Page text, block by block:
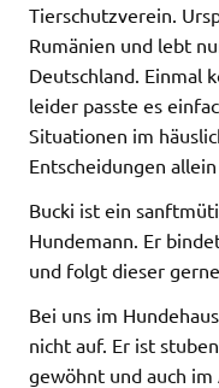
Tierschutzverein.
Rumänien und lebt
Deutschland. Einmal
leider passte es
Situationen im
Entscheidungen
Bucki ist ein
Hundemann. Er
und folgt dieser
Bei uns im
nicht auf. Er ist
gewöhnt und auch